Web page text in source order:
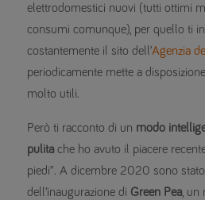
elettrodomestici nuovi (tutti ottimi
consumi comunque), per quello ti
costantemente il sito dell’Agenzia
periodicamente mette a
molto utili.
Però ti racconto di un modo
pulita che ho avuto il piacere
piedi”. A dicembre 2020 sono
dell’inaugurazione di Green Pea ,